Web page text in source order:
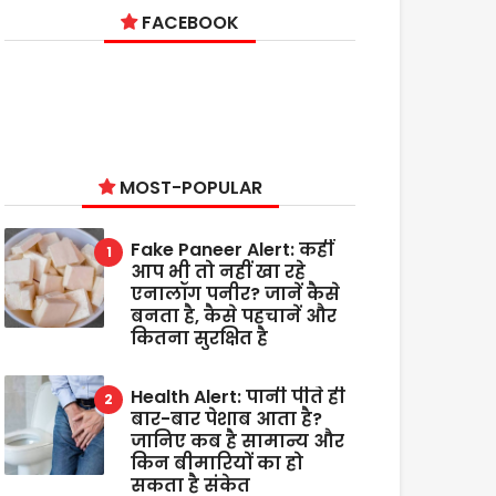
FACEBOOK
MOST-POPULAR
Fake Paneer Alert: कहीं
आप भी तो नहीं खा रहे
एनालॉग पनीर? जानें कैसे
बनता है, कैसे पहचानें और
कितना सुरक्षित है
Health Alert: पानी पीते ही
बार-बार पेशाब आता है?
जानिए कब है सामान्य और
किन बीमारियों का हो
सकता है संकेत